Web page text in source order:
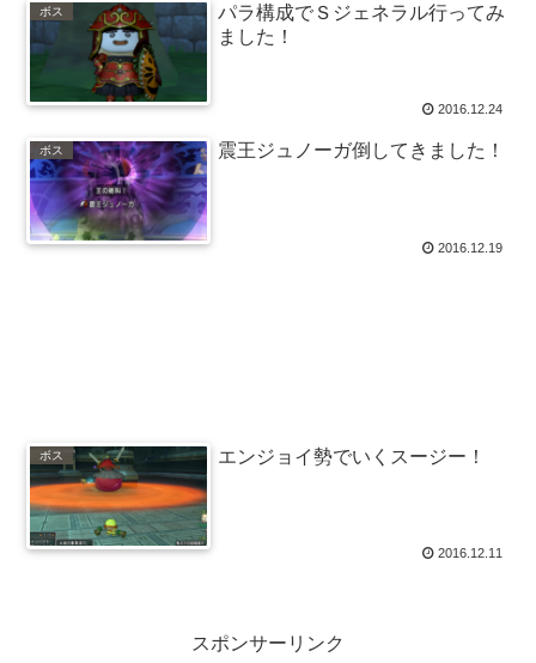
ボス
パラ構成でＳジェネラル行ってみ
ました！
2016.12.24
ボス 震王ジュノーガ倒してきました！
2016.12.19
ボス エンジョイ勢でいくスージー！
2016.12.11
スポンサーリンク